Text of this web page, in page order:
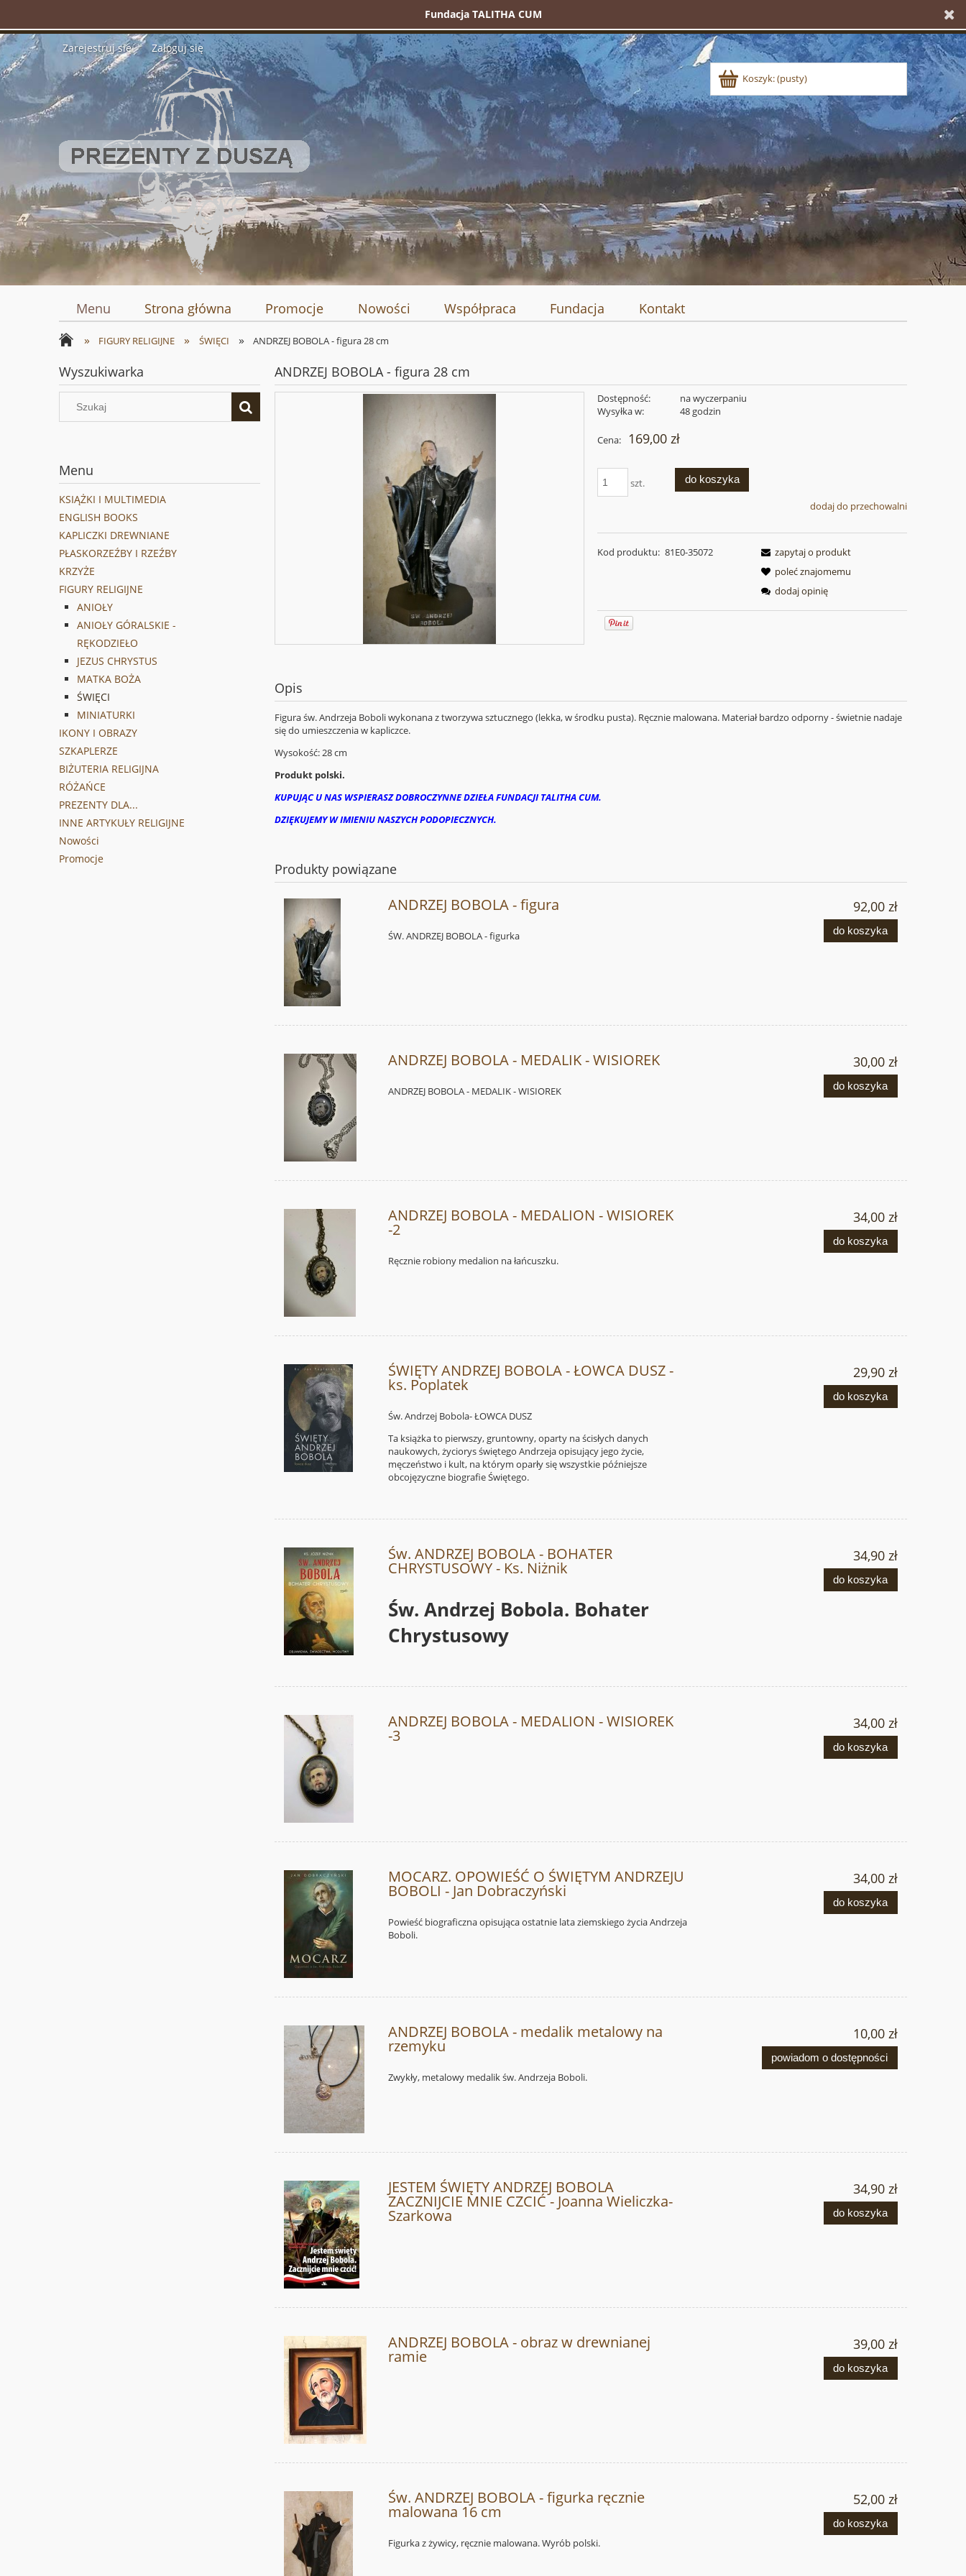
Fundacja TALITHA CUM
Zarejestruj się Zaloguj się
Koszyk:(pusty)
Menu Strona główna Promocje Nowości Współpraca Fundacja Kontakt
» FIGURY RELIGIJNE » ŚWIĘCI » ANDRZEJ BOBOLA - figura 28 cm
Wyszukiwarka
Menu
KSIĄŻKI I MULTIMEDIA
ENGLISH BOOKS
KAPLICZKI DREWNIANE
PŁASKORZEŹBY I RZEŹBY
KRZYŻE
FIGURY RELIGIJNE
ANIOŁY
ANIOŁY GÓRALSKIE -
RĘKODZIEŁO
JEZUS CHRYSTUS
MATKA BOŻA
ŚWIĘCI
MINIATURKI
IKONY I OBRAZY
SZKAPLERZE
BIŻUTERIA RELIGIJNA
RÓŻAŃCE
PREZENTY DLA...
INNE ARTYKUŁY RELIGIJNE
Nowości
Promocje
ANDRZEJ BOBOLA - figura 28 cm
Dostępność:
na wyczerpaniu
Wysyłka w:
48 godzin
Cena: 169,00 zł
szt. do koszyka
dodaj do przechowalni
Kod produktu: 81E0-35072
zapytaj o produkt
poleć znajomemu
dodaj opinię
Opis
Figura św. Andrzeja Boboli wykonana z tworzywa sztucznego (lekka, w środku pusta). Ręcznie malowana. Materiał bardzo odporny - świetnie nadaje
się do umieszczenia w kapliczce.
Wysokość: 28 cm
Produkt polski.
KUPUJĄC U NAS WSPIERASZ DOBROCZYNNE DZIEŁA FUNDACJI TALITHA CUM.
DZIĘKUJEMY W IMIENIU NASZYCH PODOPIECZNYCH.
Produkty powiązane
ANDRZEJ BOBOLA - figura
ŚW. ANDRZEJ BOBOLA - figurka
92,00 zł
do koszyka
ANDRZEJ BOBOLA - MEDALIK - WISIOREK
ANDRZEJ BOBOLA - MEDALIK - WISIOREK
30,00 zł
do koszyka
ANDRZEJ BOBOLA - MEDALION - WISIOREK
-2
Ręcznie robiony medalion na łańcuszku.
34,00 zł
do koszyka
ŚWIĘTY ANDRZEJ BOBOLA - ŁOWCA DUSZ -
ks. Poplatek
Św. Andrzej Bobola- ŁOWCA DUSZ
Ta książka to pierwszy, gruntowny, oparty na ścisłych danych
naukowych, życiorys świętego Andrzeja opisujący jego życie,
męczeństwo i kult, na którym oparły się wszystkie późniejsze
obcojęzyczne biografie Świętego.
29,90 zł
do koszyka
Św. ANDRZEJ BOBOLA - BOHATER
CHRYSTUSOWY - Ks. Niżnik
Św. Andrzej Bobola. Bohater
Chrystusowy
34,90 zł
do koszyka
ANDRZEJ BOBOLA - MEDALION - WISIOREK
-3
34,00 zł
do koszyka
MOCARZ. OPOWIEŚĆ O ŚWIĘTYM ANDRZEJU
BOBOLI - Jan Dobraczyński
Powieść biograficzna opisująca ostatnie lata ziemskiego życia Andrzeja
Boboli.
34,00 zł
do koszyka
ANDRZEJ BOBOLA - medalik metalowy na
rzemyku
Zwykły, metalowy medalik św. Andrzeja Boboli.
10,00 zł
powiadom o dostępności
JESTEM ŚWIĘTY ANDRZEJ BOBOLA
ZACZNIJCIE MNIE CZCIĆ - Joanna Wieliczka-
Szarkowa
34,90 zł
do koszyka
ANDRZEJ BOBOLA - obraz w drewnianej
ramie
39,00 zł
do koszyka
Św. ANDRZEJ BOBOLA - figurka ręcznie
malowana 16 cm
Figurka z żywicy, ręcznie malowana. Wyrób polski.
52,00 zł
do koszyka